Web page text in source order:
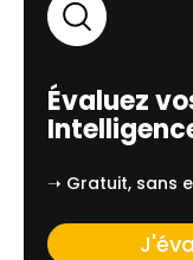
Évaluez
➝ Gratuit, sans